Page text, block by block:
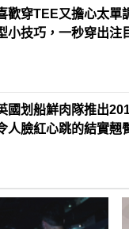
歡穿TEE又擔心太單
小技巧，一秒穿出注
國划船鮮肉隊推出
人臉紅心跳的結實翹